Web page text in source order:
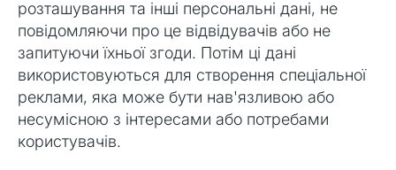
розташування та інші персональні дані, не
повідомляючи про це відвідувачів або не
запитуючи їхньої згоди. Потім ці дані
використовуються для створення спеціальної
реклами, яка може бути нав'язливою або
несумісною з інтересами або потребами
користувачів.